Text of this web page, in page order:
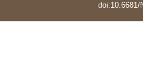
doi:10.6681/